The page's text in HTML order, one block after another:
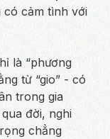
có cảm tình với
là “phương
từ “gio” - có
trong gia
đời, nghi
chẳng